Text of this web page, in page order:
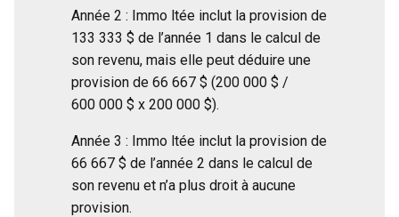
Année 2 : Immo ltée inclut la provision de
133 333 $ de l’année 1 dans le calcul de
son revenu, mais elle peut déduire une
provision de 66 667 $ (200 000 $ /
600 000 $ x 200 000 $).
Année 3 : Immo ltée inclut la provision de
66 667 $ de l’année 2 dans le calcul de
son revenu et n’a plus droit à aucune
provision.